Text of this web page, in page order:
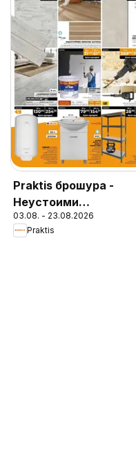
Praktis брошура -
Неустоими
предложения
03.08. - 23.08.2026
Praktis